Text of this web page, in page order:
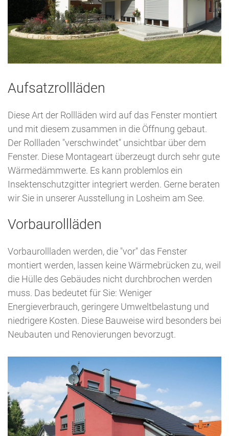
Aufsatzrollläden
Diese Art der Rollläden wird auf das Fenster montiert
und mit diesem zusammen in die Öffnung gebaut.
Der Rollladen "verschwindet" unsichtbar über dem
Fenster. Diese Montageart überzeugt durch sehr gute
Wärmedämmwerte. Es kann problemlos ein
Insektenschutzgitter integriert werden. Gerne beraten
wir Sie in unserer Ausstellung in Losheim am See.
Vorbaurollläden
Vorbaurollladen werden, die "vor" das Fenster
montiert werden, lassen keine Wärmebrücken zu, weil
die Hülle des Gebäudes nicht durchbrochen werden
muss. Das bedeutet für Sie: Weniger
Energieverbrauch, geringere Umweltbelastung und
niedrigere Kosten. Diese Bauweise wird besonders bei
Neubauten und Renovierungen bevorzugt.